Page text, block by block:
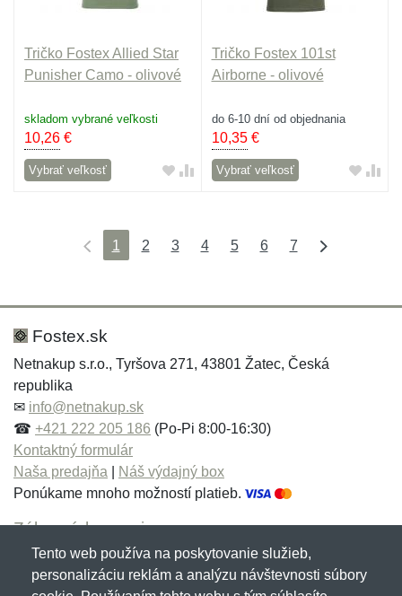
Tričko Fostex Allied Star
Punisher Camo - olivové
skladom vybrané veľkosti
10,26 €
Vybrať veľkosť
Tričko Fostex 101st
Airborne - olivové
do 6-10 dní od objednania
10,35€
Vybrať veľkosť
1 2 3 4 5 6 7
Fostex.sk
Netnakup s.r.o., Tyršova 271, 43801 Žatec, Česká
republika
✉ info@netnakup.sk
☎ +421 222 205 186 (Po-Pi 8:00-16:30)
Kontaktný formulár
Naša predajňa
Náš výdajný box
Ponúkame mnoho možností platieb.
Zákaznícky servis
Novinky emailom
Tento web používa na poskytovanie služieb,
personalizáciu reklám a analýzu návštevnosti súbory